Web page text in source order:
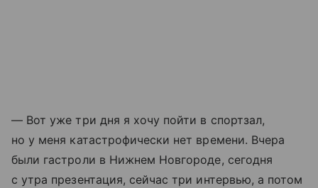
— Вот уже три дня я хочу пойти в спортзал,
но у меня катастрофически нет времени. Вчера
были гастроли в Нижнем Новгороде, сегодня
с утра презентация, сейчас три интервью, а потом